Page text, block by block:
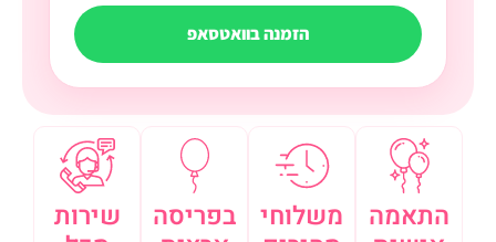
הזמנה בוואטסאפ
שירות בפריסה משלוחי התאמה